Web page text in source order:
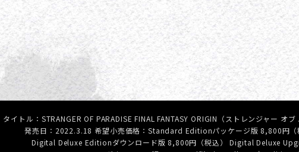
タイトル：STRANGER OF PARADISE FINAL FANTASY ORIGIN（ストレンジャー オ
発売日：2022.3.18 希望小売価格：Standard Editionパッケージ版 8,800円（
Digital Deluxe Editionダウンロード版 8,800円（税込） Digital Deluxe